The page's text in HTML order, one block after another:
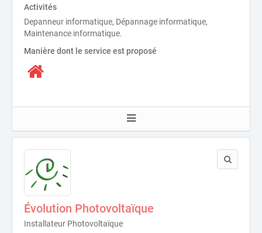
Activités
Depanneur informatique, Dépannage informatique,
Maintenance informatique.
Manière dont le service est proposé
Évolution Photovoltaïque
Installateur Photovoltaïque